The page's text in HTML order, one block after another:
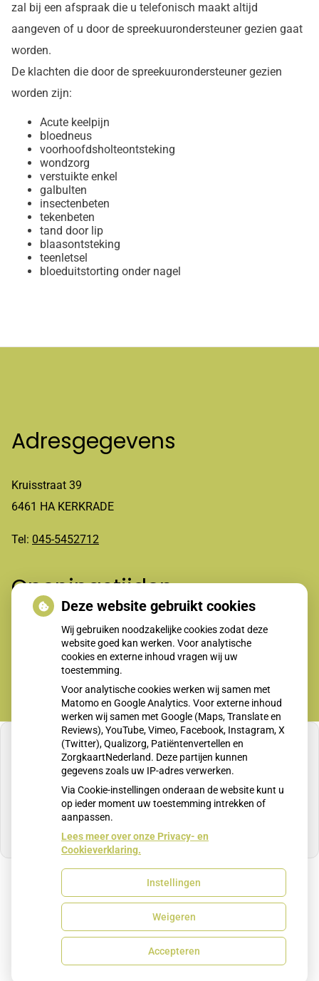
zal bij een afspraak die u telefonisch maakt altijd
aangeven of u door de spreekuurondersteuner gezien gaat
worden.
De klachten die door de spreekuurondersteuner gezien
worden zijn:
Acute keelpijn
bloedneus
voorhoofdsholteontsteking
wondzorg
verstuikte enkel
galbulten
insectenbeten
tekenbeten
tand door lip
blaasontsteking
teenletsel
bloeduitstorting onder nagel
Adresgegevens
Kruisstraat 39
6461 HA KERKRADE
Tel: 045-5452712
Openingstijden
Maandag t/m vrijdag 8-12.00 en 13.30-17.00 uur
U heeft geen toestemming gegeven voor
externe inhoud die nodig is om dit te zien.
Cookie-instellingen wijzigen
Uw Zorg Online
Cookie-instellingen
Deze website gebruikt cookies
Wij gebruiken noodzakelijke cookies zodat deze
website goed kan werken. Voor analytische
cookies en externe inhoud vragen wij uw
toestemming.
Voor analytische cookies werken wij samen met
Matomo en Google Analytics. Voor externe inhoud
werken wij samen met Google (Maps, Translate en
Reviews), YouTube, Vimeo, Facebook, Instagram, X
(Twitter), Qualizorg, Patiëntenvertellen en
ZorgkaartNederland. Deze partijen kunnen
gegevens zoals uw IP-adres verwerken.
Via Cookie-instellingen onderaan de website kunt u
op ieder moment uw toestemming intrekken of
aanpassen.
Lees meer over onze Privacy- en
Cookieverklaring.
Instellingen
Weigeren
Accepteren